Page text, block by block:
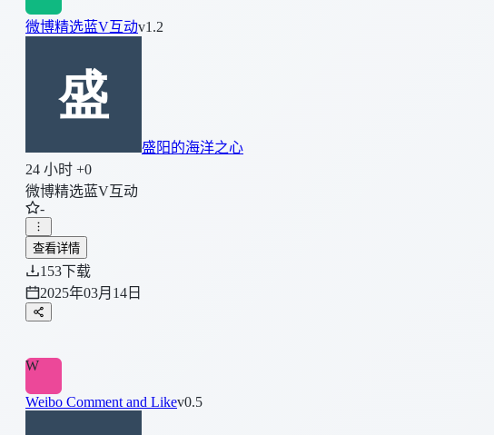
微博精选蓝V互动v1.2
盛阳的海洋之心
24 小时 +0
微博精选蓝V互动
-
查看详情
153下载
2025年03月14日
W
Weibo Comment and Likev0.5